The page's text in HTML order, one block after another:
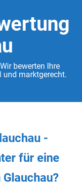
bewerten Ihre
marktgerecht.
-
für eine